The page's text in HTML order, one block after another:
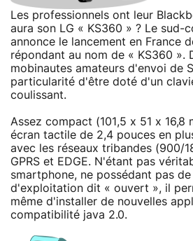
Les professionnels ont leur
aura son LG « KS360 » ? Le sud-
annonce le lancement en France
répondant au nom de « KS360 ».
mobinautes amateurs d'envoi de
particularité d'être doté d'un
coulissant.
Assez compact (101,5 x 51 x 16,8
écran tactile de 2,4 pouces en
avec les réseaux tribandes (900/
GPRS et EDGE. N'étant pas
smartphone, ne possédant pas
d'exploitation dit « ouvert », il
même d'installer de nouvelles
compatibilité java 2.0.